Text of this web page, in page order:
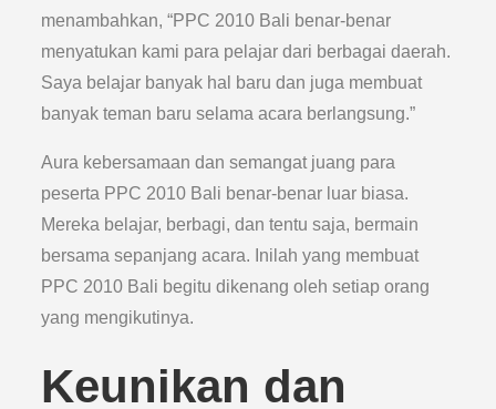
menambahkan, “PPC 2010 Bali benar-benar
menyatukan kami para pelajar dari berbagai daerah.
Saya belajar banyak hal baru dan juga membuat
banyak teman baru selama acara berlangsung.”
Aura kebersamaan dan semangat juang para
peserta PPC 2010 Bali benar-benar luar biasa.
Mereka belajar, berbagi, dan tentu saja, bermain
bersama sepanjang acara. Inilah yang membuat
PPC 2010 Bali begitu dikenang oleh setiap orang
yang mengikutinya.
Keunikan dan